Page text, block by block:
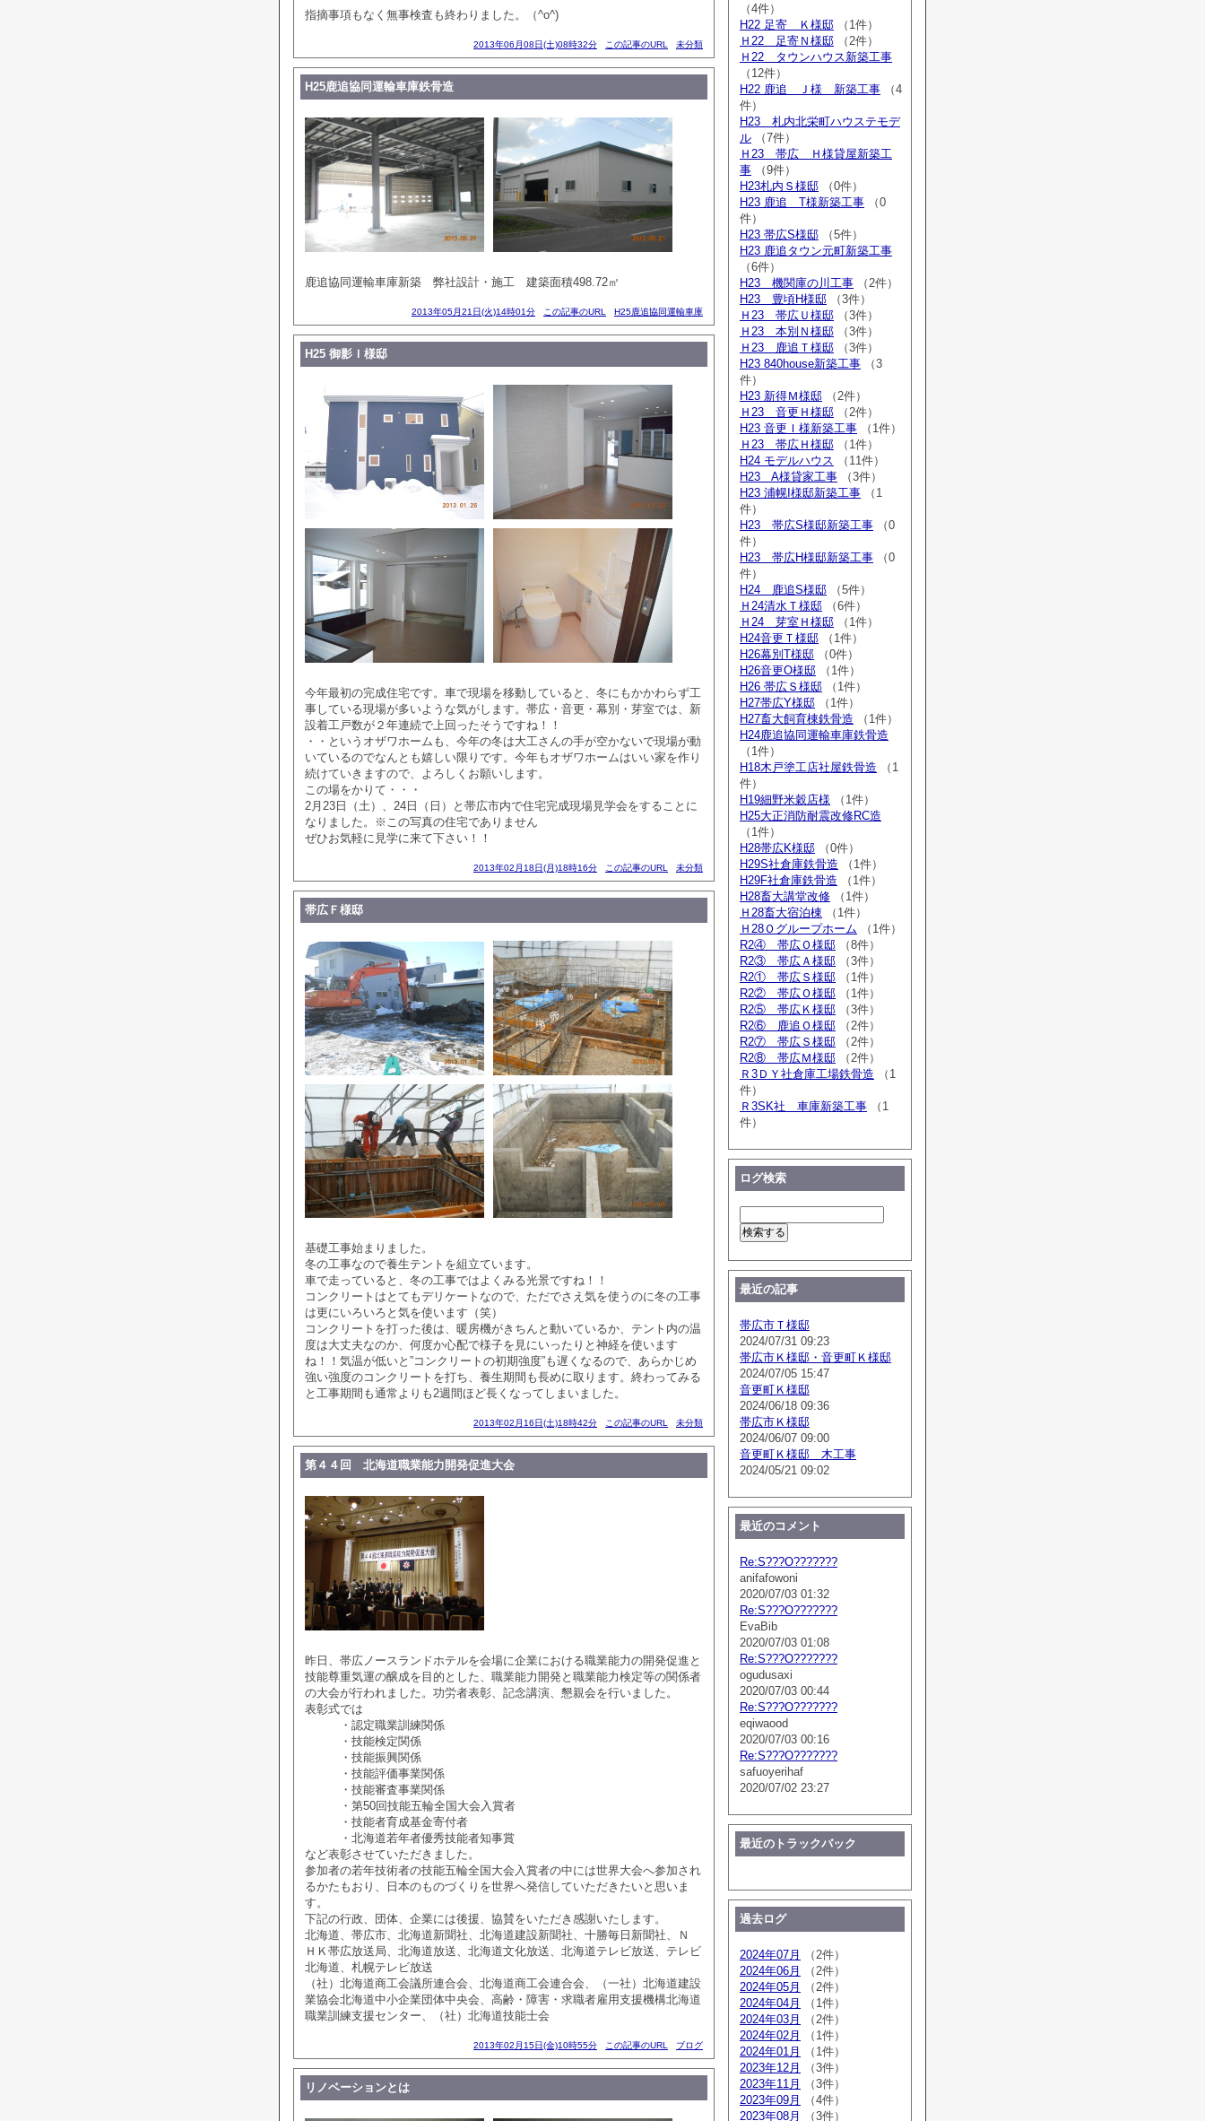
指摘事項もなく無事検査も終わりました。（^o^)
2013年06月08日(土)08時32分 この記事のURL 未分類
H25鹿追協同運輸車庫鉄骨造
鹿追協同運輸車庫新築 弊社設計・施工 建築面積498.72㎡
2013年05月21日(火)14時01分 この記事のURL H25鹿追協同運輸車庫
H25 御影Ｉ様邸
今年最初の完成住宅です。車で現場を移動していると、冬にもかかわらず工
事している現場が多いような気がします。帯広・音更・幕別・芽室では、新
設着工戸数が２年連続で上回ったそうですね！！
・・というオザワホームも、今年の冬は大工さんの手が空かないで現場が動
いているのでなんとも嬉しい限りです。今年もオザワホームはいい家を作り
続けていきますので、よろしくお願いします。
この場をかりて・・・
2月23日（土）、24日（日）と帯広市内で住宅完成現場見学会をすることに
なりました。※この写真の住宅でありません
ぜひお気軽に見学に来て下さい！！
2013年02月18日(月)18時16分 この記事のURL 未分類
帯広Ｆ様邸
基礎工事始まりました。
冬の工事なので養生テントを組立ています。
車で走っていると、冬の工事ではよくみる光景ですね！！
コンクリートはとてもデリケートなので、ただでさえ気を使うのに冬の工事
は更にいろいろと気を使います（笑）
コンクリートを打った後は、暖房機がきちんと動いているか、テント内の温
度は大丈夫なのか、何度か心配で様子を見にいったりと神経を使います
ね！！気温が低いと”コンクリートの初期強度”も遅くなるので、あらかじめ
強い強度のコンクリートを打ち、養生期間も長めに取ります。終わってみる
と工事期間も通常よりも2週間ほど長くなってしまいました。
2013年02月16日(土)18時42分 この記事のURL 未分類
第４４回 北海道職業能力開発促進大会
昨日、帯広ノースランドホテルを会場に企業における職業能力の開発促進と
技能尊重気運の醸成を目的とした、職業能力開発と職業能力検定等の関係者
の大会が行われました。功労者表彰、記念講演、懇親会を行いました。
表彰式では
・認定職業訓練関係
・技能検定関係
・技能振興関係
・技能評価事業関係
・技能審査事業関係
・第50回技能五輪全国大会入賞者
・技能者育成基金寄付者
・北海道若年者優秀技能者知事賞
など表彰させていただきました。
参加者の若年技術者の技能五輪全国大会入賞者の中には世界大会へ参加され
るかたもおり、日本のものづくりを世界へ発信していただきたいと思いま
す。
下記の行政、団体、企業には後援、協賛をいただき感謝いたします。
北海道、帯広市、北海道新聞社、北海道建設新聞社、十勝毎日新聞社、Ｎ
ＨＫ帯広放送局、北海道放送、北海道文化放送、北海道テレビ放送、テレビ
北海道、札幌テレビ放送
（社）北海道商工会議所連合会、北海道商工会連合会、（一社）北海道建設
業協会北海道中小企業団体中央会、高齢・障害・求職者雇用支援機構北海道
職業訓練支援センター、（社）北海道技能士会
2013年02月15日(金)10時55分 この記事のURL ブログ
リノベーションとは
（4件）
H22 足寄 Ｋ様邸 （1件）
Ｈ22 足寄Ｎ様邸 （2件）
Ｈ22 タウンハウス新築工事
（12件）
H22 鹿追 Ｊ様 新築工事 （4
件）
H23 札内北栄町ハウステモデ
ル （7件）
Ｈ23 帯広 Ｈ様貸屋新築工
事 （9件）
H23札内Ｓ様邸 （0件）
H23 鹿追 T様新築工事 （0
件）
H23 帯広S様邸 （5件）
H23 鹿追タウン元町新築工事
（6件）
H23 機関庫の川工事 （2件）
H23 豊頃H様邸 （3件）
Ｈ23 帯広Ｕ様邸 （3件）
Ｈ23 本別Ｎ様邸 （3件）
Ｈ23 鹿追Ｔ様邸 （3件）
H23 840house新築工事 （3
件）
H23 新得Ｍ様邸 （2件）
Ｈ23 音更Ｈ様邸 （2件）
H23 音更Ｉ様新築工事 （1件）
Ｈ23 帯広Ｈ様邸 （1件）
H24 モデルハウス （11件）
H23 A様貸家工事 （3件）
H23 浦幌I様邸新築工事 （1
件）
H23 帯広S様邸新築工事 （0
件）
H23 帯広H様邸新築工事 （0
件）
H24 鹿追S様邸 （5件）
Ｈ24清水Ｔ様邸 （6件）
Ｈ24 芽室Ｈ様邸 （1件）
H24音更Ｔ様邸 （1件）
H26幕別T様邸 （0件）
H26音更O様邸 （1件）
H26 帯広Ｓ様邸 （1件）
H27帯広Y様邸 （1件）
H27畜大飼育棟鉄骨造 （1件）
H24鹿追協同運輸車庫鉄骨造
（1件）
H18木戸塗工店社屋鉄骨造 （1
件）
H19細野米穀店様 （1件）
H25大正消防耐震改修RC造
（1件）
H28帯広K様邸 （0件）
H29S社倉庫鉄骨造 （1件）
H29F社倉庫鉄骨造 （1件）
H28畜大講堂改修 （1件）
Ｈ28畜大宿泊棟 （1件）
Ｈ28Ｏグループホーム （1件）
R2④ 帯広Ｏ様邸 （8件）
R2③ 帯広Ａ様邸 （3件）
R2① 帯広Ｓ様邸 （1件）
R2② 帯広Ｏ様邸 （1件）
R2⑤ 帯広Ｋ様邸 （3件）
R2⑥ 鹿追Ｏ様邸 （2件）
R2⑦ 帯広Ｓ様邸 （2件）
R2⑧ 帯広Ｍ様邸 （2件）
Ｒ3ＤＹ社倉庫工場鉄骨造 （1
件）
Ｒ3SK社 車庫新築工事 （1
件）
ログ検索
最近の記事
帯広市Ｔ様邸
2024/07/31 09:23
帯広市Ｋ様邸・音更町Ｋ様邸
2024/07/05 15:47
音更町Ｋ様邸
2024/06/18 09:36
帯広市Ｋ様邸
2024/06/07 09:00
音更町Ｋ様邸 木工事
2024/05/21 09:02
最近のコメント
Re:S???O???????
anifafowoni
2020/07/03 01:32
Re:S???O???????
EvaBib
2020/07/03 01:08
Re:S???O???????
ogudusaxi
2020/07/03 00:44
Re:S???O???????
eqiwaood
2020/07/03 00:16
Re:S???O???????
safuoyerihaf
2020/07/02 23:27
最近のトラックバック
過去ログ
2024年07月
（2件）
2024年06月
（2件）
2024年05月
（2件）
2024年04月
（1件）
2024年03月
（2件）
2024年02月
（1件）
2024年01月
（1件）
2023年12月
（3件）
2023年11月
（3件）
2023年09月
（4件）
2023年08月
（3件）